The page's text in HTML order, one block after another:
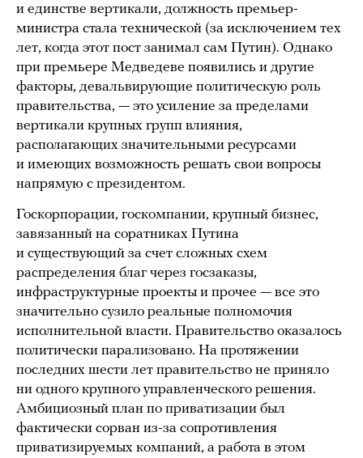
и единстве вертикали, должность премьер-
министра стала технической (за исключением тех
лет, когда этот пост занимал сам Путин). Однако
при премьере Медведеве появились и другие
факторы, девальвирующие политическую роль
правительства, — это усиление за пределами
вертикали крупных групп влияния,
располагающих значительными ресурсами
и имеющих возможность решать свои вопросы
напрямую с президентом.
Госкорпорации, госкомпании, крупный бизнес,
завязанный на соратниках Путина
и существующий за счет сложных схем
распределения благ через госзаказы,
инфраструктурные проекты и прочее — все это
значительно сузило реальные полномочия
исполнительной власти. Правительство оказалось
политически парализовано. На протяжении
последних шести лет правительство не приняло
ни одного крупного управленческого решения.
Амбициозный план по приватизации был
фактически сорван из-за сопротивления
приватизируемых компаний, а работа в этом